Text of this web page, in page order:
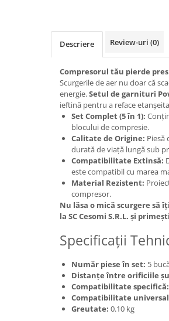
Scule Pneumatice
Suport motocicleta
Tunuri de caldura si aeroteme
Utilaje constructie
Descriere Review-uri (0)
Compresorul tău pierde
Scurgerile de aer nu doar că
energie.Setul de garnituri
ieftină pentru a reface
Set Complet (5 în 1):
blocului de compresie.
Calitate de Origine: Piesă
durată de viață lungă sub
Compatibilitate Extinsă:
este compatibil cu marea
Material Rezistent:
compresor.
Nu lăsa o mică scurgere să
la SC Cesomi S.R.L. și
Specificații
Număr piese în set: 5
Distanțe între orificiile
Compatibilitate specifică:
Compatibilitate
Greutate: 0.10 kg